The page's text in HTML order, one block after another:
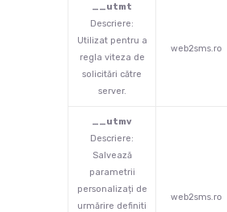
__utmt
Descriere:
Utilizat pentru a
regla viteza de
solicitări către
server.
web2sms.ro
__utmv
Descriere:
Salvează
parametrii
personalizați de
urmărire definiti
web2sms.ro